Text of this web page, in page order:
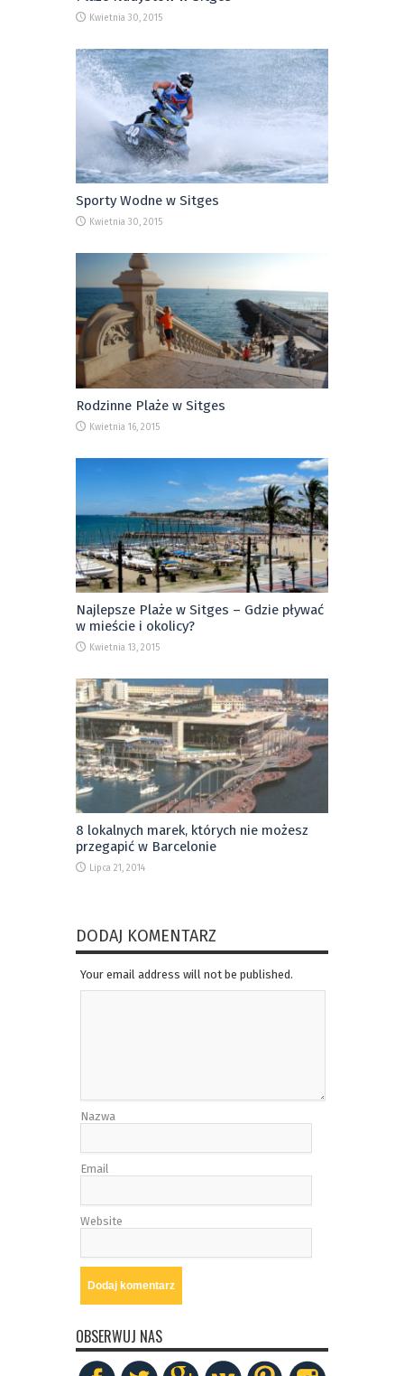
Kwietnia 30, 2015
Sporty Wodne w Sitges
Kwietnia 30, 2015
Rodzinne Plaże w Sitges
Kwietnia 16, 2015
Najlepsze Plaże w Sitges – Gdzie pływać
w mieście i okolicy?
Kwietnia 13, 2015
8 lokalnych marek, których nie możesz
przegapić w Barcelonie
Lipca 21, 2014
DODAJ KOMENTARZ
Your email address will not be published.
Nazwa
Email
Website
OBSERWUJ NAS